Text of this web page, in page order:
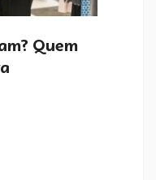
Quem